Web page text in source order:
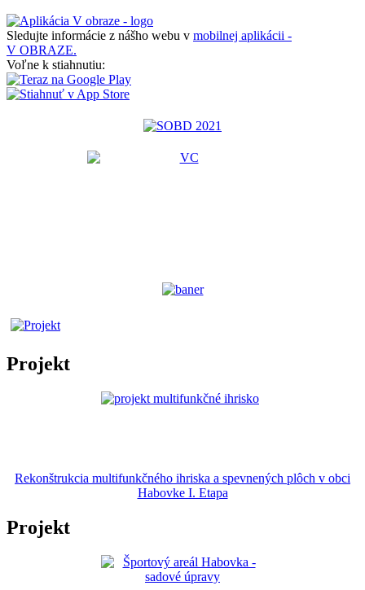
Sledujte informácie z nášho webu v mobilnej aplikácii -
V OBRAZE.
Voľne k stiahnutiu:
Projekt
Rekonštrukcia multifunkčného ihriska a spevnených plôch v obci
Habovke I. Etapa
Projekt